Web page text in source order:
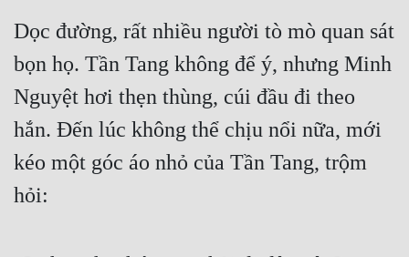
Dọc đường, rất nhiều người tò mò quan sát
bọn họ. Tần Tang không để ý, nhưng Minh
Nguyệt hơi thẹn thùng, cúi đầu đi theo
hắn. Đến lúc không thể chịu nổi nữa, mới
kéo một góc áo nhỏ của Tần Tang, trộm
hỏi: